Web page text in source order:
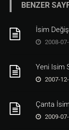
BENZER
İsim
2008-
Yeni Isim
2007-
Çanta
2009-